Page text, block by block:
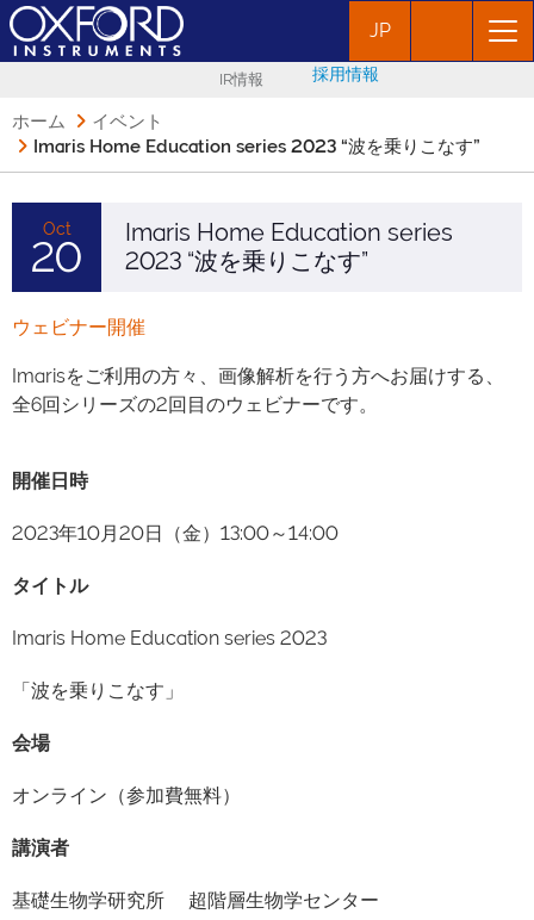
JP
IR情報 採用情報
ホーム
イベント
Imaris Home Education series 2023 “波を乗りこなす”
Oct
20
Imaris Home Education series
2023 “波を乗りこなす”
ウェビナー開催
Imarisをご利用の方々、画像解析を行う方へお届けする、
全6回シリーズの2回目のウェビナーです。
開催日時
2023年10月20日（金）13:00～14:00
タイトル
Imaris Home Education series 2023
「波を乗りこなす」
会場
オンライン（参加費無料）
講演者
基礎生物学研究所 超階層生物学センター